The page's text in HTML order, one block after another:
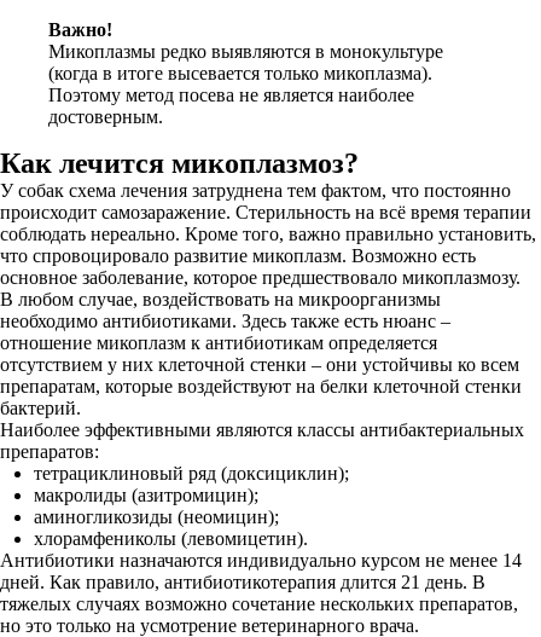
Важно!
Микоплазмы редко выявляются в монокультуре
(когда в итоге высевается только микоплазма).
Поэтому метод посева не является наиболее
достоверным.
Как лечится микоплазмоз?
У собак схема лечения затруднена тем фактом, что постоянно
происходит самозаражение. Стерильность на всё время терапии
соблюдать нереально. Кроме того, важно правильно установить,
что спровоцировало развитие микоплазм. Возможно есть
основное заболевание, которое предшествовало микоплазмозу.
В любом случае, воздействовать на микроорганизмы
необходимо антибиотиками. Здесь также есть нюанс –
отношение микоплазм к антибиотикам определяется
отсутствием у них клеточной стенки – они устойчивы ко всем
препаратам, которые воздействуют на белки клеточной стенки
бактерий.
Наиболее эффективными являются классы антибактериальных
препаратов:
тетрациклиновый ряд (доксициклин);
макролиды (азитромицин);
аминогликозиды (неомицин);
хлорамфениколы (левомицетин).
Антибиотики назначаются индивидуально курсом не менее 14
дней. Как правило, антибиотикотерапия длится 21 день. В
тяжелых случаях возможно сочетание нескольких препаратов,
но это только на усмотрение ветеринарного врача.